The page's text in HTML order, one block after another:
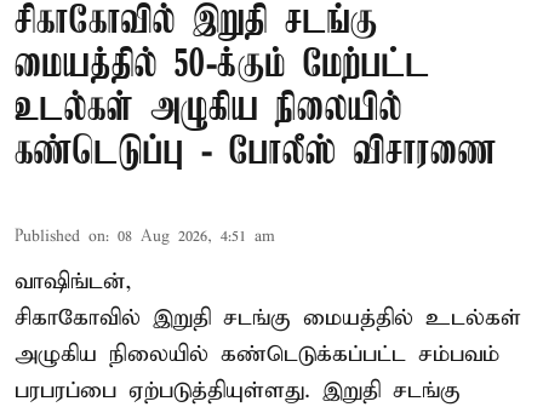
சிகாகோவில் இறுதி சடங்கு
மையத்தில் 50-க்கும் மேற்பட்ட
உடல்கள் அழுகிய நிலையில்
கண்டெடுப்பு - போலீஸ் விசாரணை
Published on: 08 Aug 2026, 4:51 am
வாஷிங்டன்,
சிகாகோவில் இறுதி சடங்கு மையத்தில் உடல்கள்
அழுகிய நிலையில் கண்டெடுக்கப்பட்ட சம்பவம்
பரபரப்பை ஏற்படுத்தியுள்ளது. இறுதி சடங்கு